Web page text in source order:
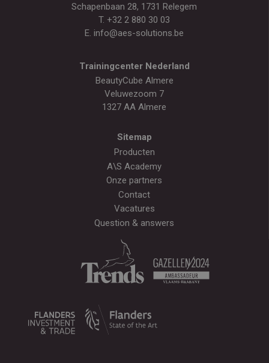
Schapenbaan 28, 1731 Relegem
T. +32 2 880 30 03
E. info@aes-solutions.be
Trainingcenter Nederland
BeautyCube Almere
Veluwezoom 7
1327 AA Almere
Sitemap
Producten
A\S Academy
Onze partners
Contact
Vacatures
Question & answers